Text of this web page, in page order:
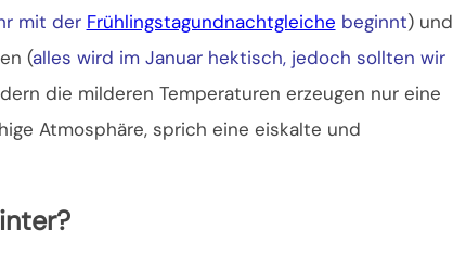
mit der Frühlingstagundnachtgleiche beginnt) und
(alles wird im Januar hektisch, jedoch sollten wir
die milderen Temperaturen erzeugen nur eine
Atmosphäre, sprich eine eiskalte und